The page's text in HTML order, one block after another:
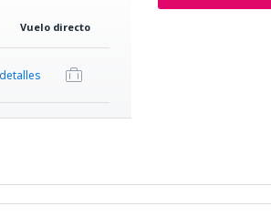
Vuelo directo
detalles